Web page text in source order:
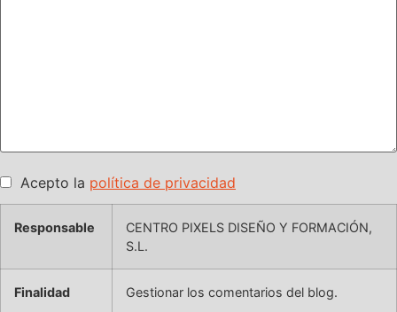
Acepto la política de privacidad
Responsable
CENTRO PIXELS DISEÑO Y FORMACIÓN,
S.L.
Finalidad Gestionar los comentarios del blog.